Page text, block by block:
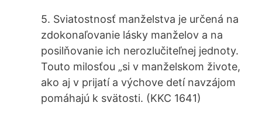
5. Sviatostnosť manželstva je určená na
zdokonaľovanie lásky manželov a na
posilňovanie ich nerozlučiteľnej jednoty.
Touto milosťou „si v manželskom živote,
ako aj v prijatí a výchove detí navzájom
pomáhajú k svätosti. (KKC 1641)